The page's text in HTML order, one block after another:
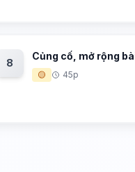
8
Củng cố, mở rộng
🟡 45p